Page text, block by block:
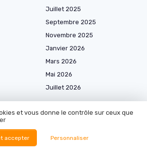
Juillet 2025
Septembre 2025
Novembre 2025
Janvier 2026
Mars 2026
Mai 2026
Juillet 2026
et vous donne le contrôle sur ceux que
accepter Personnaliser